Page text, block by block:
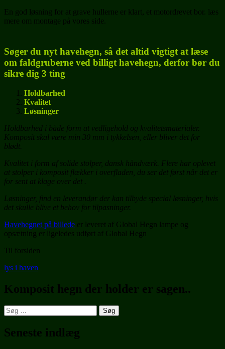
En god løsning for at grave hullerne er klart, et motordrevet bor. læs
mere om montage på vores side.
Søger du nyt havehegn, så det altid vigtigt at læse
om faldgruberne ved billigt havehegn, derfor bør du
sikre dig 3 ting
Holdbarhed
Kvalitet
Løsninger
Holdbarhed i både form at vedligehold og kvalitetsmaterialer.
Komposit skal være min 30 mm i tykkelsen, eller bliver det for
blødt.
Kvalitet i form af solide stolper, dansk håndværk. Flere har oplevet
at stolper i komposit flækker i overfladen, du ser det først når det er
for sent at klage over det .
Løsninger, find en leverandør der kan tilbyde special løsninger, hvis
det skulle blive et behov for tilpasninger.
Havehegnet på billede er leveret af Global Hegn lampe og
opsætning er ligeledes udført af Global Hegn
Til forsiden
lys i haven
Komposit hegn der holder er sagen..
Søg
efter:
Seneste indlæg